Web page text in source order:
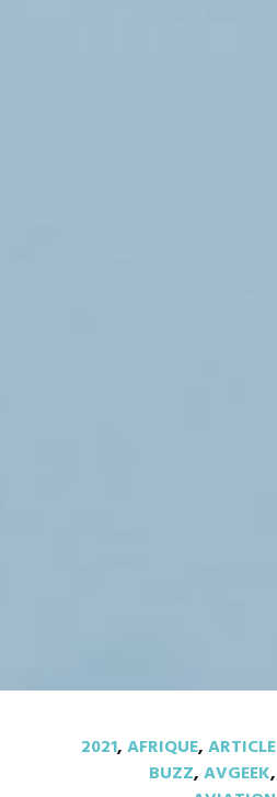
2021,AFRIQUE,ARTICLE
BUZZ,AVGEEK,